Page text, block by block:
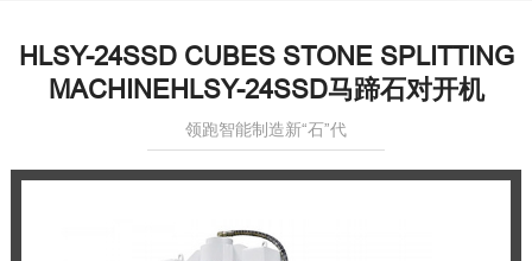
HLSY-24SSD CUBES STONE SPLITTING
MACHINEHLSY-24SSD马蹄石对开机
领跑智能制造新“石”代